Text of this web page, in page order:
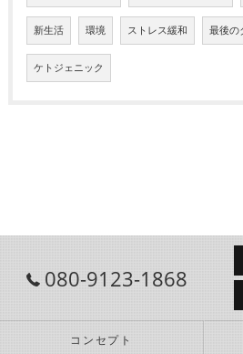
新生活 環境 ストレス緩和 最後の
ケトジェニック
080-9123-1868
コンセプト